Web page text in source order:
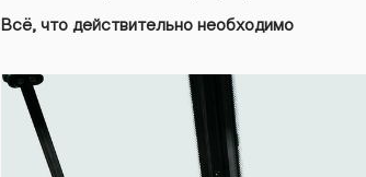
Всё, что действительно необходимо